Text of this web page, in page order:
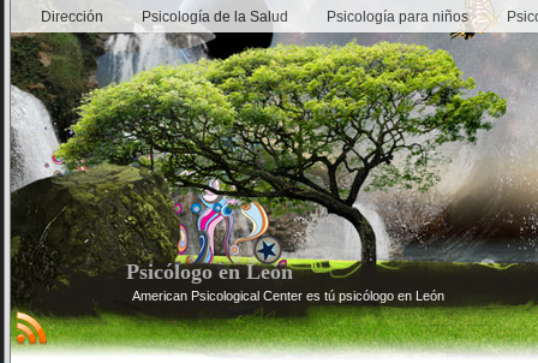
Dirección Psicología de la Salud Psicología para niños
Psicólogo en León
American Psicological Center es tú psicólogo en León